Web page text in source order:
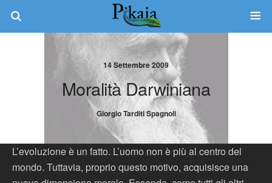
14 Settembre 2009
Moralità Darwiniana
Giorgio Tarditi Spagnoli
L’evoluzione è un fatto. L’uomo non è più al centro del
mondo. Tuttavia, proprio questo motivo, acquisisce una